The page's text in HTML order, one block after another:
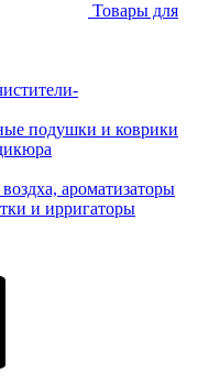
Товары для
подушки и коврики
ароматизаторы
и ирригаторы